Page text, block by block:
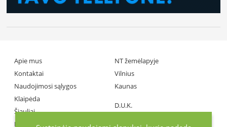
Apie mus
Kontaktai
Naudojimosi sąlygos
NT žemėlapyje
Vilnius
Kaunas
Klaipėda
Šiauliai
Panevėžys
D.U.K.